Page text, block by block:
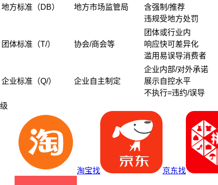
地方标准（DB） 地方市场监管局
含强制/推荐
违规受地方处罚
团体标准（T/） 协会/商会等
团体或行业内
响应快可差异化
滥用易误导消费者
企业标准（Q/） 企业自主制定
企业内部/对外承诺
展示自控水平
不执行=违约/误导
级
淘宝找 京东找